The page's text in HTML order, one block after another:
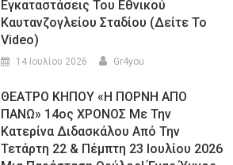
Εγκαταστάσεις Του Εθνικού
Καυτανζογλείου Σταδίου (Δείτε Το
Video)
14 Ιουλίου 2026 Gr4you
ΘΕΑΤΡΟ ΚΗΠΟΥ «Η ΠΟΡΝΗ ΑΠΟ
ΠΑΝΩ» 14ος ΧΡΟΝΟΣ Με Την
Κατερίνα Διδασκάλου Από Την
Τετάρτη 22 & Πέμπτη 23 Ιουλίου 2026